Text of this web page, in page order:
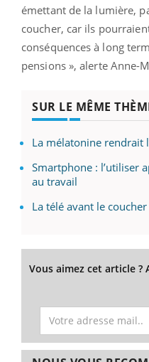
émettant de la lumière,
coucher, car ils
conséquences à long
pensions », alerte Anne-
SUR LE MÊME
La mélatonine rendrait
Smartphone : l’utiliser
au travail
La télé avant le
Vous aimez cet article ?